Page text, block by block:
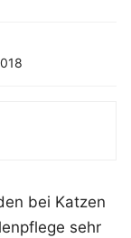
bei Katzen
sehr